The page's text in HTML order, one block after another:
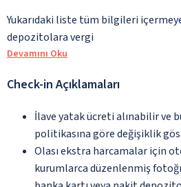
Yukarıdaki liste tüm bilgileri
depozitolara vergi
Devamını Oku
Check-in Açıklamaları
İlave yatak ücreti alınabilir ve
politikasına göre değişiklik
Olası ekstra harcamalar için
kurumlarca düzenlenmiş